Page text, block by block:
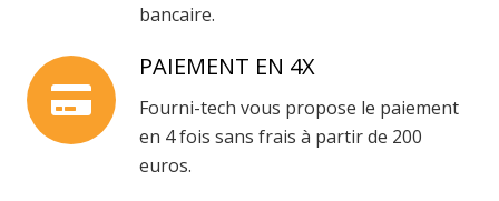
bancaire.
PAIEMENT EN 4X
Fourni-tech vous propose le paiement
en 4 fois sans frais à partir de 200
euros.